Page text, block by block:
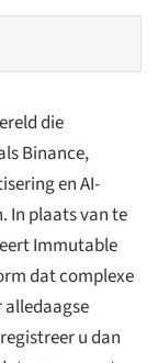
die
Binance,
en AI-
In plaats van te
Immutable
dat complexe
u dan